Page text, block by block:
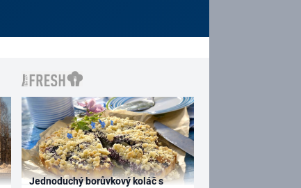
Jednoduchý borůvkový koláč s